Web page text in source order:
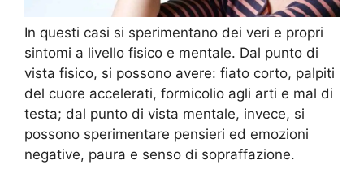
In questi casi si sperimentano dei veri e propri
sintomi a livello fisico e mentale. Dal punto di
vista fisico, si possono avere: fiato corto, palpiti
del cuore accelerati, formicolio agli arti e mal di
testa; dal punto di vista mentale, invece, si
possono sperimentare pensieri ed emozioni
negative, paura e senso di sopraffazione.